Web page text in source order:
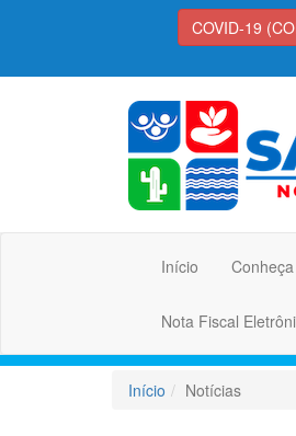
COVID-19
Início
Nota Fiscal
Início Notícias